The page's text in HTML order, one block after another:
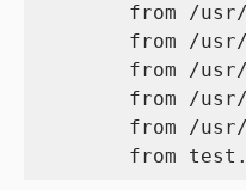
from /
from /
from /
from /
from /